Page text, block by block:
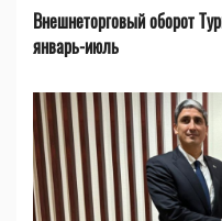
Внешнеторговый оборот
январь-июль